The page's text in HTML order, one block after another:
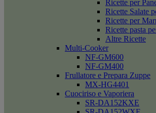
Ricette per
Ricette Salate
Ricette per
Ricette pasta
Altre Ricette
Multi-Cooker
NF-GM600
NF-GM400
Frullatore e Prepara Zuppe
MX-HG4401
Cuociriso e Vaporiera
SR-DA152KXE